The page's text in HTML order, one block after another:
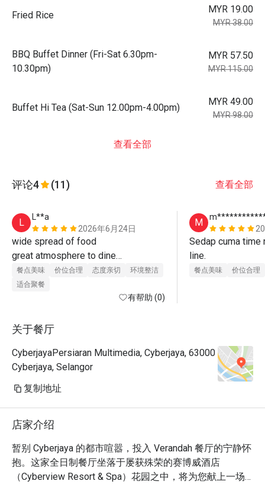
Fried Rice
MYR 19.00
MYR 38.00
BBQ Buffet Dinner (Fri-Sat 6.30pm-
10.30pm)
MYR 57.50
MYR 115.00
Buffet Hi Tea (Sat-Sun 12.00pm-4.00pm)
MYR 49.00
MYR 98.00
查看全部
评论4 (11) 查看全部
L
L**a
2026年6月24日
wide spread of food
great atmosphere to dine
lots of seating
good customer service
value for money when using eatigo
餐点美味 价位合理 态度亲切
环境整洁
适合聚餐
有帮助 (0)
M
Sedap cuma
餐点美味 价位合理
关于餐厅
CyberjayaPersiaran Multimedia, Cyberjaya, 63000
Cyberjaya, Selangor
复制地址
店家介绍
暂别 Cyberjaya 的都市喧嚣，投入 Verandah 餐厅的宁静怀
抱。这家全日制餐厅坐落于屡获殊荣的赛博威酒店
（Cyberview Resort & Spa）花园之中，将为您献上一场